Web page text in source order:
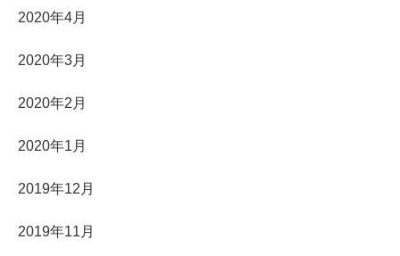
2020年4月
2020年3月
2020年2月
2020年1月
2019年12月
2019年11月